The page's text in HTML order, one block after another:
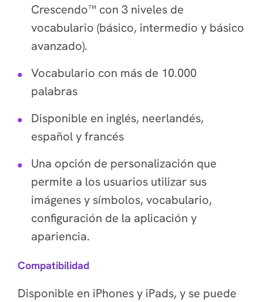
Crescendo™ con 3 niveles de
vocabulario (básico, intermedio y básico
avanzado).
Vocabulario con más de 10.000
palabras
Disponible en inglés, neerlandés,
español y francés
Una opción de personalización que
permite a los usuarios utilizar sus
imágenes y símbolos, vocabulario,
configuración de la aplicación y
apariencia.
Compatibilidad
Disponible en iPhones y iPads, y se puede